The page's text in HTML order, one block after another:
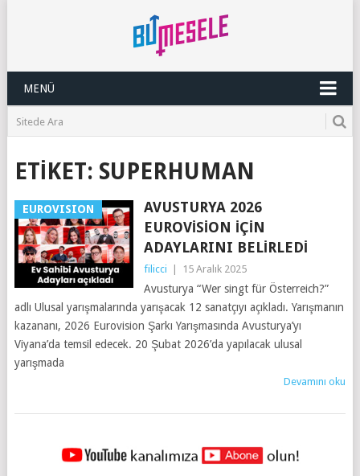
MENÜ
ETIKET: SUPERHUMAN
EUROVISION
AVUSTURYA 2026
EUROVISION İÇIN
ADAYLARINI BELIRLEDI
filicci 15 Aralık 2025
Avusturya “Wer singt für Österreich?”
adlı Ulusal yarışmalarında yarışacak 12 sanatçıyı açıkladı. Yarışmanın
kazananı, 2026 Eurovision Şarkı Yarışmasında Avusturya’yı
Viyana’da temsil edecek. 20 Şubat 2026’da yapılacak ulusal
yarışmada
Devamını oku
YAZILAR